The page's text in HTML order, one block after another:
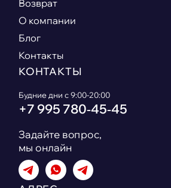
Возврат
О компании
Блог
Контакты
КОНТАКТЫ
Будние дни с 9:00-20:00
+7 995 780‑45‑45
Задайте вопрос,
мы онлайн